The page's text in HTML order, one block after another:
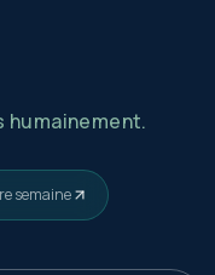
humainement.
semaine